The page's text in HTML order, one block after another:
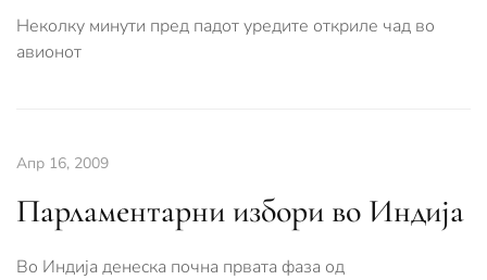
Неколку минути пред падот уредите откриле чад во
авионот
Апр 16, 2009
Парламентарни избори во Индија
Во Индија денеска почна првата фаза од